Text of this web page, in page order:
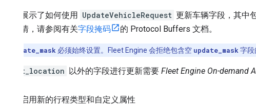
本部分展示了如何使用 UpdateVehicleRequest 更新车辆字段，其中
了解详情，请参阅有关字段掩码 的 Protocol Buffers 文档。
update_mask 必须始终设置。Fleet Engine 会拒绝包含空 update_mask 字段
last_location 以外的字段进行更新需要 Fleet Engine On-demand
示例：启用新的行程类型和自定义属性